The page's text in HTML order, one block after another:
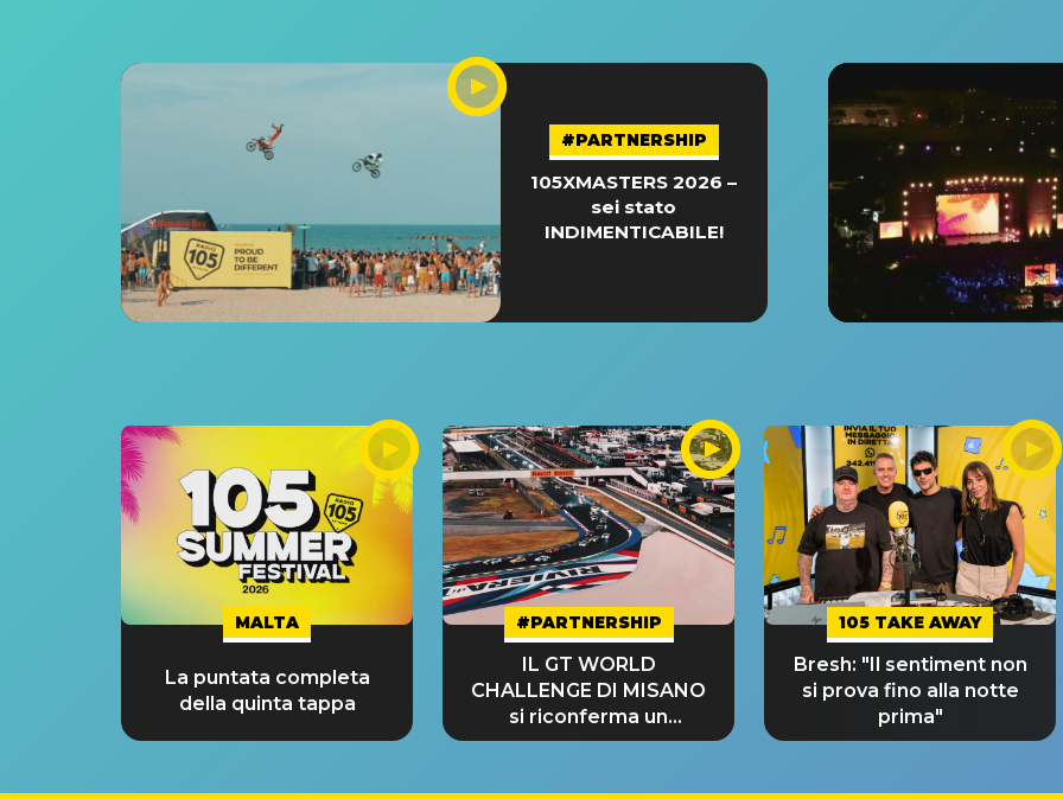
#PARTNERSHIP
105XMASTERS 2026 –
sei stato
INDIMENTICABILE!
MALTA
La puntata completa
della quinta tappa
#PARTNERSHIP
IL GT WORLD
CHALLENGE DI MISANO
si riconferma un
GRANDE SUCCESSO!
105 TAKE AWAY
Bresh: "Il sentiment non
si prova fino alla notte
prima"